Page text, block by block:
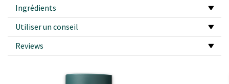
Ingrédients
Utiliser un conseil
Reviews